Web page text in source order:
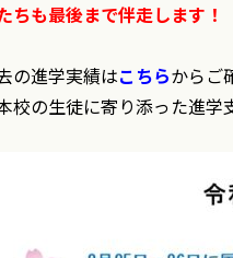
ちも最後まで伴走します！
の進学実績はこちらからご
校の生徒に寄り添った進学